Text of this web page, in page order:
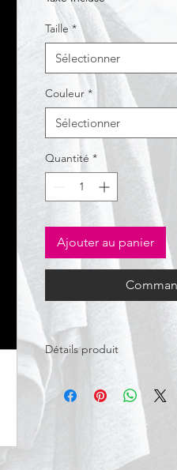
Taille *
Sélectionner
Couleur *
Sélectionner
Quantité *
Ajouter au panier
Détails produit
100% polyester. 100%
Fabriqué à partir de
post-industriels. Sweat-
respirant et coupe-vent.
l'avant avec tirette.
extensible. Finitions